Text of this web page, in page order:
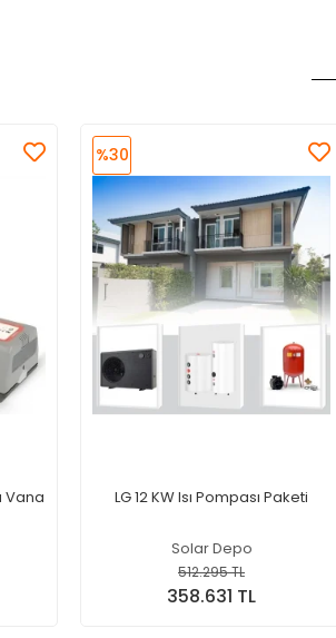
Vana
LG 12 KW Isı Pompası Paketi
Solar Depo
%30
512.295 TL
358.631 TL